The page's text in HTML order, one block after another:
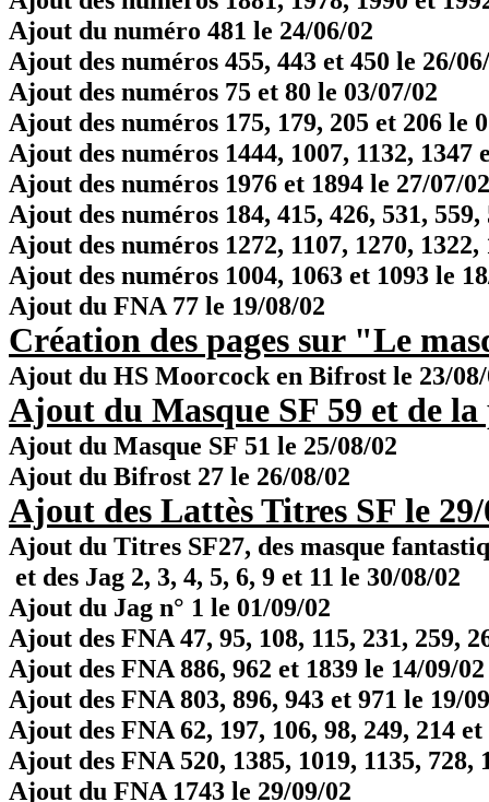
Ajout du numéro 481 le 24/06/02
Ajout des numéros 455, 443 et 450 le 26/
Ajout des numéros 75 et 80 le 03/07/02
Ajout des numéros 175, 179, 205 et 206 le
Ajout des numéros 1444, 1007, 1132, 1347
Ajout des numéros 1976 et 1894 le 27/07/02
Ajout des numéros 184, 415, 426, 531,
Ajout des numéros 1272, 1107, 1270,
Ajout des numéros 1004, 1063 et 1093 le
Ajout du FNA 77 le 19/08/02
Création des pages sur "Le
Ajout du HS Moorcock en Bifrost le 23/
Ajout du Masque SF 59 et de la
Ajout du Masque SF 51 le 25/08/02
Ajout du Bifrost 27 le 26/08/02
Ajout des Lattès Titres SF le 29/
Ajout du Titres SF27, des masque
et des Jag 2, 3, 4, 5, 6, 9 et 11 le 30/08/02
Ajout du Jag n° 1 le 01/09/02
Ajout des FNA 47, 95, 108, 115, 231, 259,
Ajout des FNA 886, 962 et 1839 le 14/09/02
Ajout des FNA 803, 896, 943 et 971 le 19/
Ajout des FNA 62, 197, 106, 98, 249, 214
Ajout des FNA 520, 1385, 1019, 1135, 728,
Ajout du FNA 1743 le 29/09/02